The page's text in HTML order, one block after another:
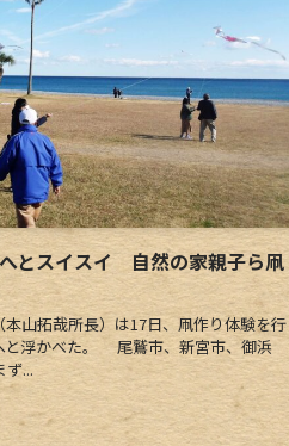
とスイスイ 自然の家親子ら凧
山拓哉所長）は17日、凧作り体験を行
と浮かべた。 尾鷲市、新宮市、御浜
ず...